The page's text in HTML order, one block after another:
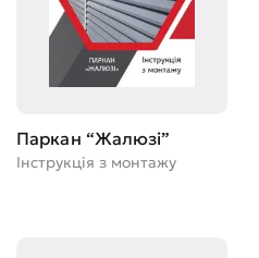
Паркан “Жалюзі”
Інструкція з монтажу